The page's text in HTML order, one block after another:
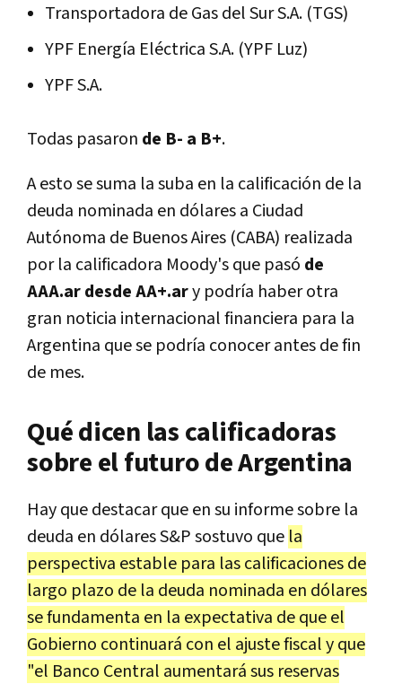
Transportadora de Gas del Sur S.A. (TGS)
YPF Energía Eléctrica S.A. (YPF Luz)
YPF S.A.
Todas pasaron de B- a B+.
A esto se suma la suba en la calificación de la
deuda nominada en dólares a Ciudad
Autónoma de Buenos Aires (CABA) realizada
por la calificadora Moody's que pasó de
AAA.ar desde AA+.ary podría haber otra
gran noticia internacional financiera para la
Argentina que se podría conocer antes de fin
de mes.
Qué dicen las calificadoras
sobre el futuro de Argentina
Hay que destacar que en su informe sobre la
deuda en dólares S&P sostuvo que la
perspectiva estable para las calificaciones de
largo plazo de la deuda nominada en dólares
se fundamenta en la expectativa de que el
Gobierno continuará con el ajuste fiscal y que
"el Banco Central aumentará sus reservas